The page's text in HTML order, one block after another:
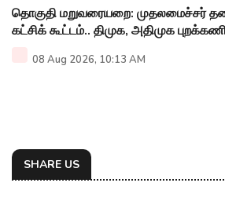
தொகுதி மறுவரையறை: முதலமைச்சர்
கட்சிக் கூட்டம்.. திமுக, அதிமுக
08 Aug 2026, 10:13 AM
SHARE US